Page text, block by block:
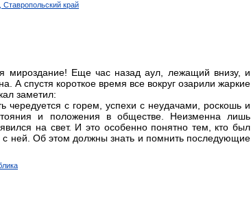
Ставропольский край
Еще час назад аул, лежащий внизу, и
А спустя короткое время все вокруг озарили жаркие
заметил:
чередуется с горем, успехи с неудачами, роскошь и
и положения в обществе. Неизменна лишь
на свет. И это особенно понятно тем, кто был
с ней. Об этом должны знать и помнить последующие